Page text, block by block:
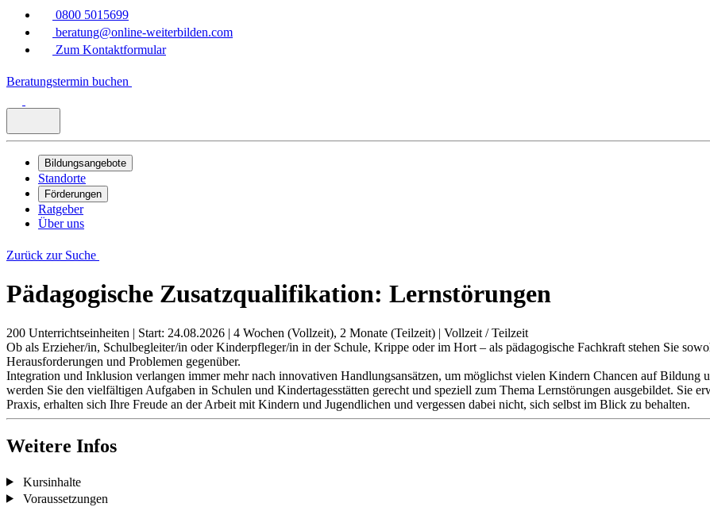
0800 5015699
beratung@online-weiterbilden.com
Zum Kontaktformular
Beratungstermin buchen
Bildungsangebote
Standorte
Förderungen
Ratgeber
Über uns
Zurück zur Suche
Pädagogische Zusatzqualifikation: Lernstörungen
200 Unterrichtseinheiten | Start: 24.08.2026 | 4 Wochen (Vollzeit), 2 Monate (Teilzeit) | Vollzeit / Teilzeit
Ob als Erzieher/in, Schulbegleiter/in oder Kinderpfleger/in in der Schule, Krippe oder im Hort – als pädagogische Fachkraft stehen Sie
Herausforderungen und Problemen gegenüber.
Integration und Inklusion verlangen immer mehr nach innovativen Handlungsansätzen, um möglichst vielen Kindern Chancen auf Bildung
werden Sie den vielfältigen Aufgaben in Schulen und Kindertagesstätten gerecht und speziell zum Thema Lernstörungen ausgebildet. Sie
Praxis, erhalten sich Ihre Freude an der Arbeit mit Kindern und Jugendlichen und vergessen dabei nicht, sich selbst im Blick zu behalten.
Weitere Infos
Kursinhalte
Voraussetzungen